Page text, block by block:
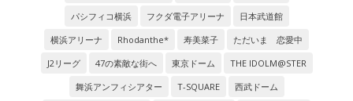
パシフィコ横浜
フクダ電子アリーナ
日本武道館
横浜アリーナ
Rhodanthe* 寿美菜子
ただいま 恋愛中
J2リーグ
47の素敵な街へ 東京ドーム
THE IDOLM@STER
舞浜アンフィシアター
T-SQUARE 西武ドーム